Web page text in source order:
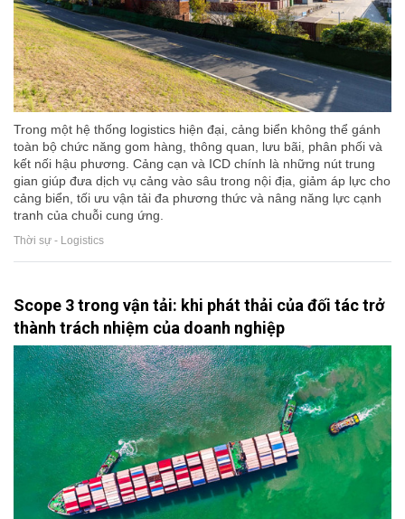
Trong một hệ thống logistics hiện đại, cảng biển không thể gánh
toàn bộ chức năng gom hàng, thông quan, lưu bãi, phân phối và
kết nối hậu phương. Cảng cạn và ICD chính là những nút trung
gian giúp đưa dịch vụ cảng vào sâu trong nội địa, giảm áp lực cho
cảng biển, tối ưu vận tải đa phương thức và nâng năng lực cạnh
tranh của chuỗi cung ứng.
Thời sự - Logistics
Scope 3 trong vận tải: khi phát thải của đối tác trở
thành trách nhiệm của doanh nghiệp